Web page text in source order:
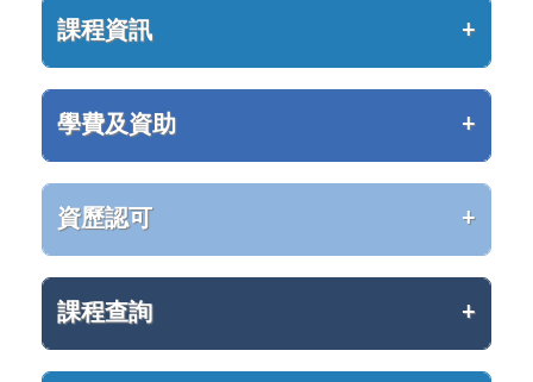
課程資訊
學費及資助
資歷認可
課程查詢